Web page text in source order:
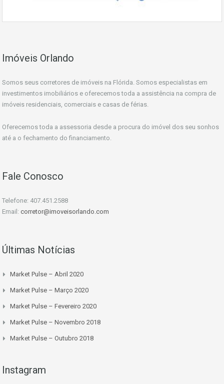
Imóveis Orlando
Somos seus corretores de imóveis na Flórida. Somos especialistas em
investimentos imobiliários e oferecemos toda a assistência na compra de
imóveis residenciais, comerciais e casas de férias.
Oferecemos toda a assessoria desde a procura do imóvel dos seu sonhos
até a o fechamento do financiamento.
Fale Conosco
Telefone: 407.451.2588
Email: corretor@imoveisorlando.com
Últimas Notícias
Market Pulse – Abril 2020
Market Pulse – Março 2020
Market Pulse – Fevereiro 2020
Market Pulse – Novembro 2018
Market Pulse – Outubro 2018
Instagram